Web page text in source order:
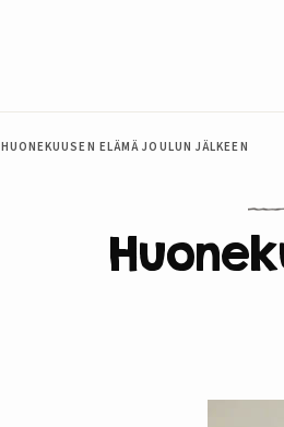
HUONEKUUSEN ELÄMÄ JOULUN JÄLKEEN